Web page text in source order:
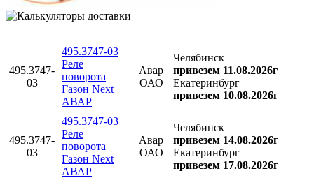
495.3747-
03
495.3747-03
Реле
поворота
Газон Next
АВАР
Авар
ОАО
Челябинск
привезем 11.08.2026г
Екатеринбург
привезем 10.08.2026г
495.3747-
03
495.3747-03
Реле
поворота
Газон Next
АВАР
Авар
ОАО
Челябинск
привезем 14.08.2026г
Екатеринбург
привезем 17.08.2026г